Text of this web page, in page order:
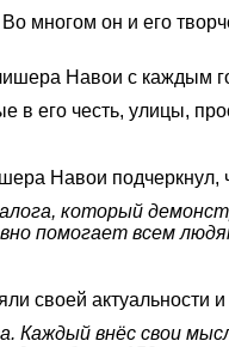
многом он и его
Навои с каждым
в его честь, улицы,
Навои
который
помогает всем
своей актуальности и
внёс свои